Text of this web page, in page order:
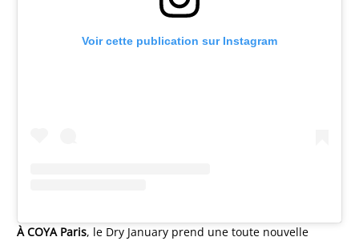
Voir cette publication sur Instagram
À COYA Paris, le Dry January prend une toute nouvelle